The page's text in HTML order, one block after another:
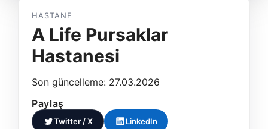
HASTANE
A Life Pursaklar
Hastanesi
Son güncelleme: 27.03.2026
Paylaş
Twitter / X LinkedIn